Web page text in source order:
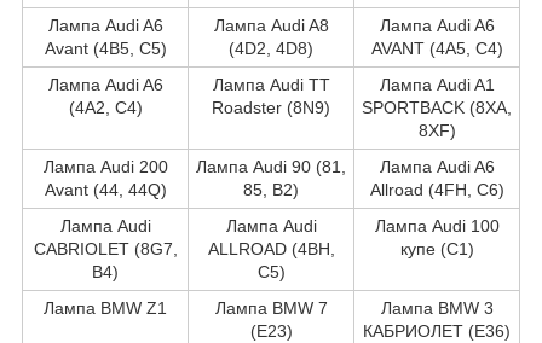
Лампа Audi A6
Avant (4B5, C5)
Лампа Audi A8
(4D2, 4D8)
Лампа Audi A6
AVANT (4A5, C4)
Лампа Audi A6
(4A2, C4)
Лампа Audi TT
Roadster (8N9)
Лампа Audi A1
SPORTBACK (8XA,
8XF)
Лампа Audi 200
Avant (44, 44Q)
Лампа Audi 90 (81,
85, B2)
Лампа Audi A6
Allroad (4FH, C6)
Лампа Audi
CABRIOLET (8G7,
B4)
Лампа Audi
ALLROAD (4BH,
C5)
Лампа Audi 100
купе (C1)
Лампа BMW Z1
Лампа BMW 7
(E23)
Лампа BMW 3
КАБРИОЛЕТ (E36)